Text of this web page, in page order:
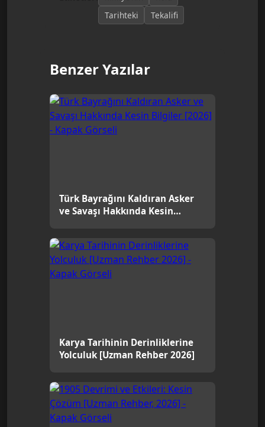
Tarihteki
Tekalifi
Benzer Yazılar
Türk Bayrağını Kaldıran Asker
ve Savaşı Hakkında Kesin
Karya Tarihinin Derinliklerine
Yolculuk [Uzman Rehber 2026]